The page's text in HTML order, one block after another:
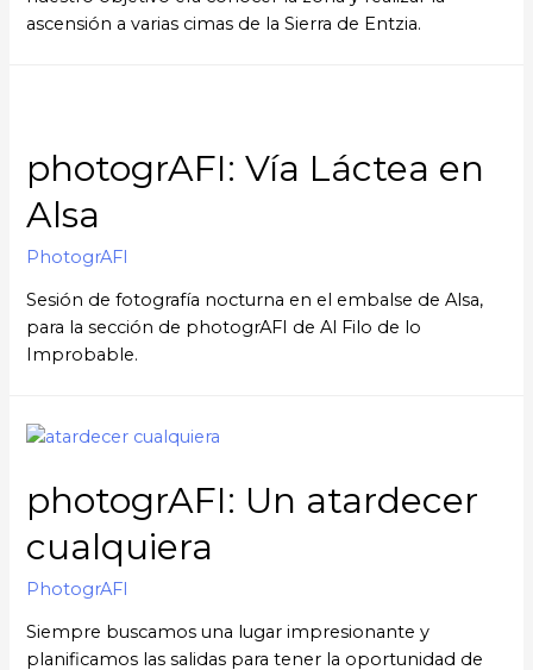
ascensión a varias cimas de la Sierra de Entzia.
photogrAFI: Vía Láctea en
Alsa
PhotogrAFI
Sesión de fotografía nocturna en el embalse de Alsa,
para la sección de photogrAFI de Al Filo de lo
Improbable.
photogrAFI: Un atardecer
cualquiera
PhotogrAFI
Siempre buscamos una lugar impresionante y
planificamos las salidas para tener la oportunidad de